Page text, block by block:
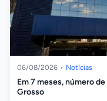
06/08/2026 • Notícias
Em 7 meses, número
Grosso